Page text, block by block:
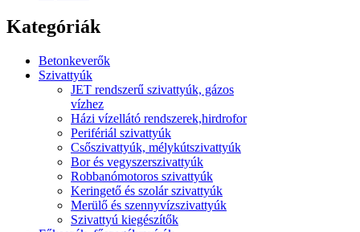
Kategóriák
Betonkeverők
Szivattyúk
JET rendszerű szivattyúk, gázos
vízhez
Házi vízellátó rendszerek,hirdrofor
Perifériál szivattyúk
Csőszivattyúk, mélykútszivattyúk
Bor és vegyszerszivattyúk
Robbanómotoros szivattyúk
Keringető és szolár szivattyúk
Merülő és szennyvízszivattyúk
Szivattyú kiegészítők